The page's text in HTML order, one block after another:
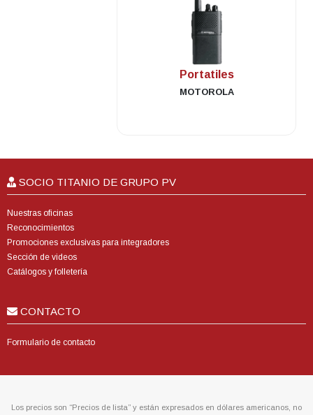
.
Portatiles
MOTOROLA
SOCIO TITANIO DE GRUPO PV
Nuestras oficinas
Reconocimientos
Promociones exclusivas para integradores
Sección de videos
Catálogos y folletería
CONTACTO
Formulario de contacto
Los precios son “Precios de lista” y están expresados en dólares americanos, no